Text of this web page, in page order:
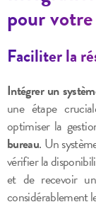
pour
Faciliter la
Intégrer un
une étape
optimiser la
bureau. Un
vérifier la
et de recevoir
considérablement